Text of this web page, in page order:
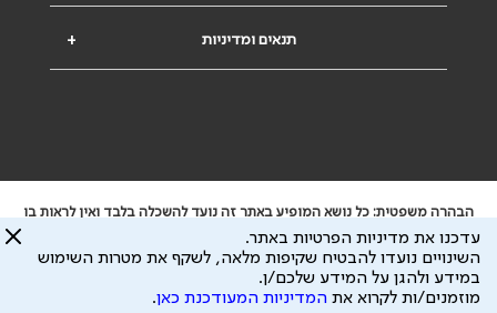
+ תנאים ומדיניות
הבהרה משפטית: כל נושא המופיע באתר זה נועד להשכלה בלבד ואין לראות בו
ייעוץ רפואי או משפטי. אין הר"י אחראית לתוכן המתפרסם באתר זה ולכל נזק
שעלול להיגרם.
ידוע לי שהר"י אוספת ושומרת מידע אישי לצורך מתן השרות וכי חלק ממנו עשוי
להיות מועבר לצדדים שלישיים, הכל בכפוף למדיניות הפרטיות
עדכנו את מדיניות הפרטיות באתר.
השינויים נועדו להבטיח שקיפות מלאה, לשקף את מטרות השימוש
במידע ולהגן על המידע שלכם/ן.
מוזמנים/ות לקרוא את המדיניות המעודכנת כאן.